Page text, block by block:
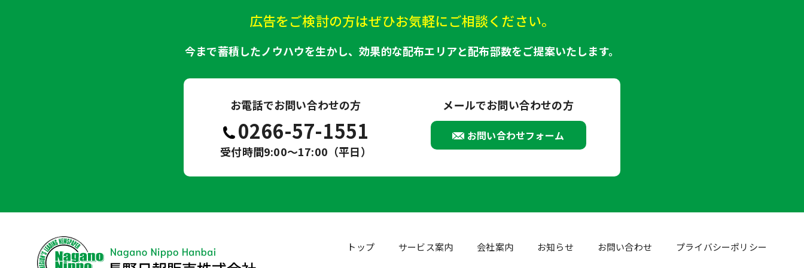
広告をご検討の方はぜひお気軽にご相談ください。
今まで蓄積したノウハウを生かし、効果的な配布エリアと配布部数をご提案いたします。
お電話でお問い合わせの方
0266-57-1551
受付時間9:00～17:00（平日）
メールでお問い合わせの方
お問い合わせフォーム
トップ サービス案内 会社案内 お知らせ お問い合わせ プライバシーポリシー